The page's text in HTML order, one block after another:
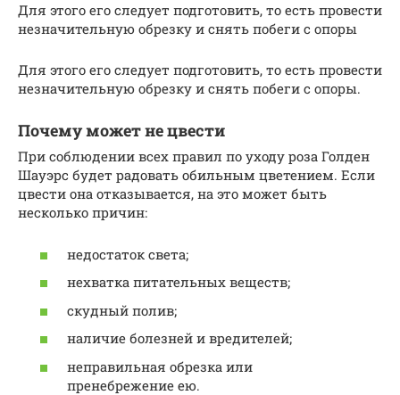
Для этого его следует подготовить, то есть провести
незначительную обрезку и снять побеги с опоры
Для этого его следует подготовить, то есть провести
незначительную обрезку и снять побеги с опоры.
Почему может не цвести
При соблюдении всех правил по уходу роза Голден
Шауэрс будет радовать обильным цветением. Если
цвести она отказывается, на это может быть
несколько причин:
недостаток света;
нехватка питательных веществ;
скудный полив;
наличие болезней и вредителей;
неправильная обрезка или
пренебрежение ею.